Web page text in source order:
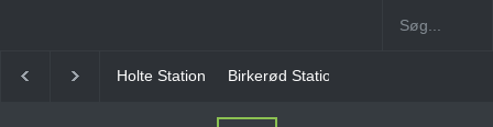
Holte Station Birkerød Station